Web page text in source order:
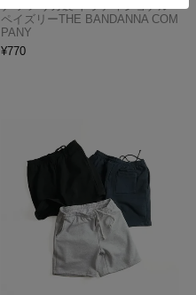
ペイズリーTHE BANDANNA COM
PANY
¥770